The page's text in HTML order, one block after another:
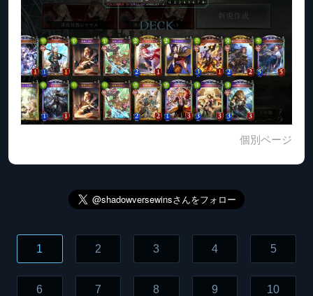
個別ページ
1 2 3 4 5
6 7 8 9 10